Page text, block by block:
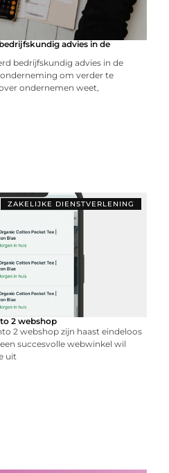
advies in de
bedrijfskundig advies in de
om verder te
ondernemen weet,
ZAKELIJKE DIENSTVERLENING
2 webshop
2 webshop zijn haast eindeloos
succesvolle webwinkel wil
uit